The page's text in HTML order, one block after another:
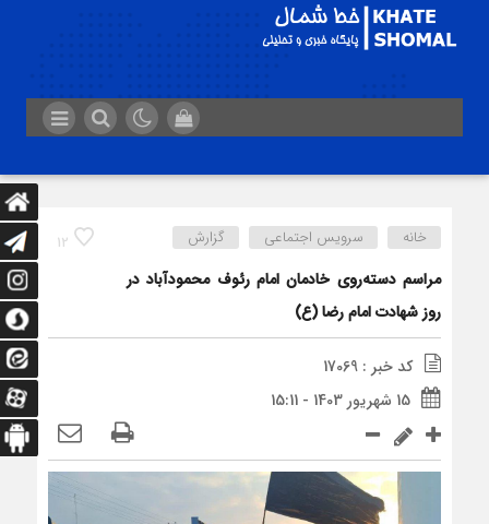
12 خانه سرویس اجتماعی گزارش
مراسم دسته‌روی خادمان امام رئوف محمودآباد در
روز شهادت امام رضا (ع)
کد خبر : 17069
15 شهریور 1403 - 15:11